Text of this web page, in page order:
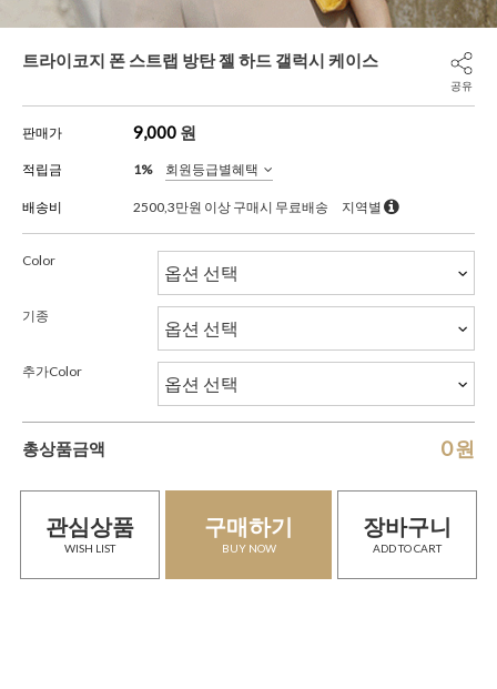
트라이코지 폰 스트랩 방탄 젤 하드 갤럭시 케이스
공유
판매가 9,000 원
적립금 1% 회원등급별혜택
배송비 2500,3만원 이상 구매시 무료배송 지역별
Color
기종
추가Color
총상품금액 0원
관심상품
WISH LIST
구매하기
BUY NOW
장바구니
ADD TO CART